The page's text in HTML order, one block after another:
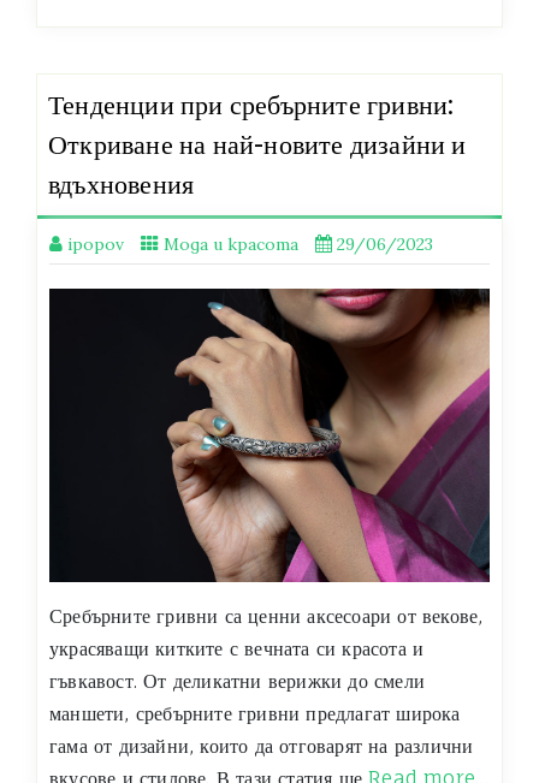
Тенденции при сребърните гривни:
Откриване на най-новите дизайни и
вдъхновения
ipopov Мода и красота 29/06/2023
Сребърните гривни са ценни аксесоари от векове,
украсяващи китките с вечната си красота и
гъвкавост. От деликатни верижки до смели
маншети, сребърните гривни предлагат широка
гама от дизайни, които да отговарят на различни
вкусове и стилове. В тази статия щеRead more…